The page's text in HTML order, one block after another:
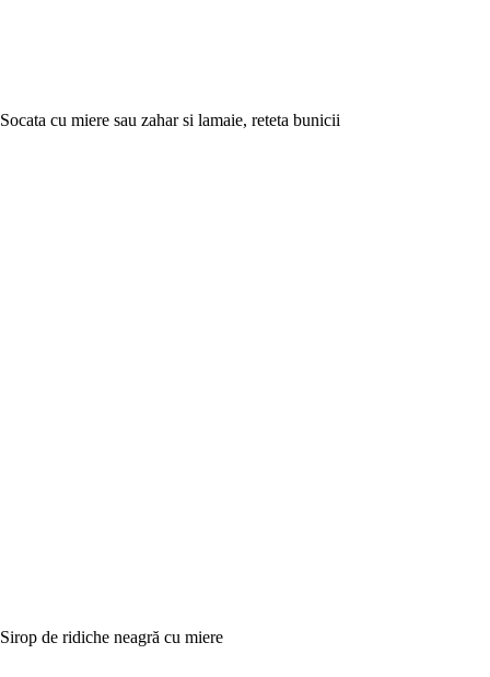
Socata cu miere sau zahar si lamaie, reteta bunicii
Sirop de ridiche neagră cu miere